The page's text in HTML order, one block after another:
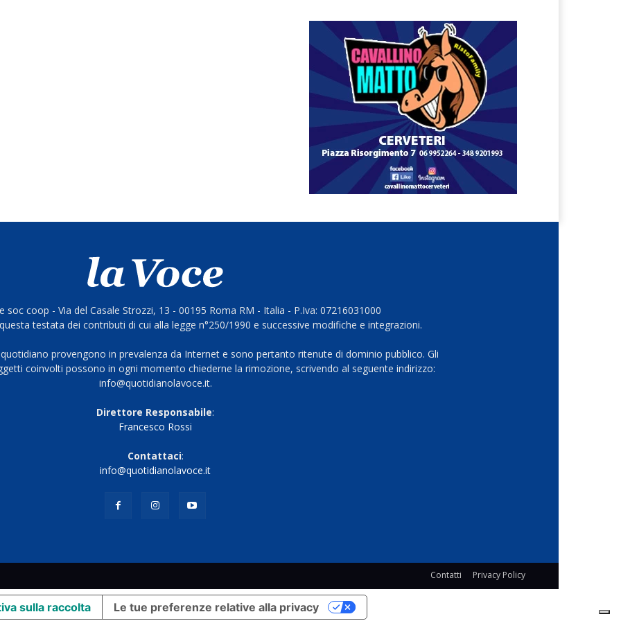
soc coop - Via del Casale Strozzi, 13 - 00195 Roma RM - Italia - P.Iva: 07216031000
testata dei contributi di cui alla legge n°250/1990 e successive modifiche e integrazioni.
provengono in prevalenza da Internet e sono pertanto ritenute di dominio pubblico. Gli
coinvolti possono in ogni momento chiederne la rimozione, scrivendo al seguente indirizzo:
info@quotidianolavoce.it.
Direttore Responsabile:
Francesco Rossi
Contattaci:
info@quotidianolavoce.it
Contatti Privacy Policy
sulla raccolta Le tue preferenze relative alla privacy